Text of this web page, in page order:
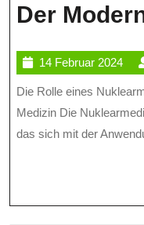
Der
14 Februar 202414
Die Rolle eines Nuklearmedizin-Arztes in der modernen
Medizin Die
das sich mit der